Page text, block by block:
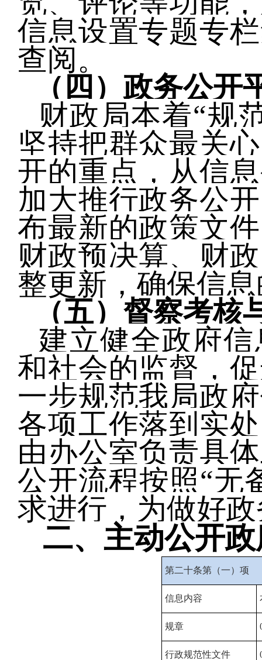
信息设置专题专
查阅。
（四）政务公开
财政局本着“规
坚持把群众最关
开的重点，从信
加大推行政务公
布最新的政策文
财政预决算、财
整更新，确保信
（五） 督察考核
建立健全政府
和社会的监督，
一步规范我局政
各项工作落到实
由办公室负责具
公开流程按照“无
求进行，为做好
二、主动公开
第二十条第（一）项
信息内容
规章
行政规范性文件